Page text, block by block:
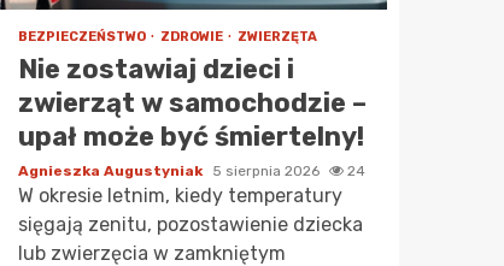
BEZPIECZEŃSTWO ZDROWIE ZWIERZĘTA
Nie zostawiaj dzieci i
zwierząt w samochodzie –
upał może być śmiertelny!
Agnieszka Augustyniak 5 sierpnia 2026 24
W okresie letnim, kiedy temperatury
sięgają zenitu, pozostawienie dziecka
lub zwierzęcia w zamkniętym